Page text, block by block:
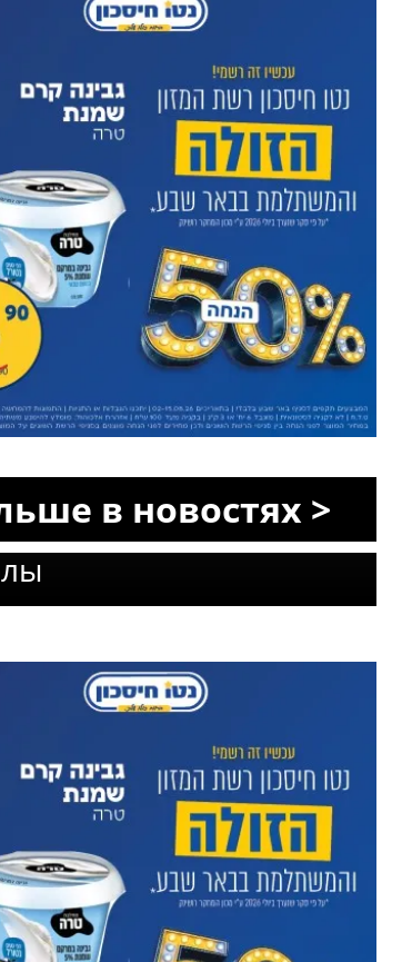
в новостях >
в городе
откроются две